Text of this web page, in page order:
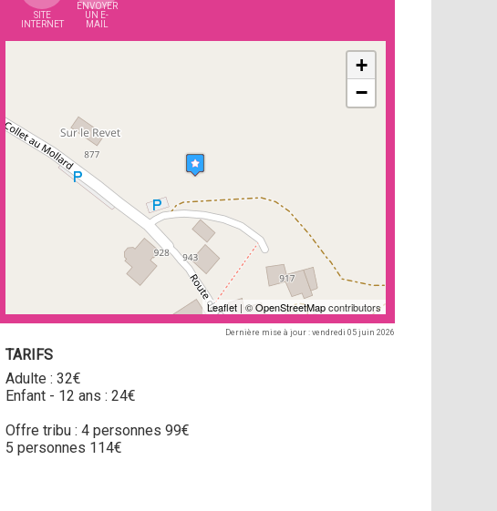
SITE
INTERNET
ENVOYER
UN E-
MAIL
+
−
Leaflet| ©OpenStreetMapcontributors
Dernière mise à jour : vendredi 05 juin 2026
TARIFS
Adulte : 32€
Enfant - 12 ans : 24€
Offre tribu : 4 personnes 99€
5 personnes 114€